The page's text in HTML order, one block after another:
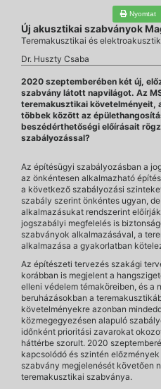
Nyomtat
Új akusztikai szabványok
Teremakusztikai és
Dr. Huszty Csaba
2020 szeptemberében két új,
szabvány látott napvilágot. Az
teremakusztikai követelményeit,
többek között az
beszédérthetőségi előírásait
szabályozással?
Az építésügyi szabályozásban a
az önkéntesen alkalmazható
a következő szabályozási
szabály szerint önkéntes ugyan,
alkalmazásukat rendszerint
jogszabályi megfelelés is
szabványok alkalmazásával, a
alkalmazása a gyakorlatban
Az építészeti tervezés szakági
korábban is megjelent a
elleni védelem témaköreiben, és a
beruházásokban a
követelményekre azonban
közmegegyezésen alapuló
időnként prioritási zavarokat
háttérbe szorult. 2020
kapcsolódó és szintén
szabvány megjelenését követően
teremakusztikai szabványa.